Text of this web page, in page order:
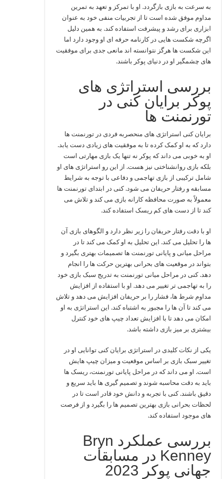
به سرعت به بازی بازگردد. او با تمرکز و تعهد به تمرین
مداوم موفق شده است تا از تجربیات منفی خود به عنوان
ابزاری برای رشد و پیشرفت استفاده کند. به همین دلیل
اگرچه شکست‌ هایی در کارنامه حرفه‌ ای او وجود دارد اما
این شکست‌ ها هرگز نتوانسته‌ اند مانعی جدی برای موفقیت‌
های چشمگیر او در دنیای پوکر باشند.
بررسی استراتژی‌ های
پوکر برایان کنی در
تورنمنت‌ ها
برایان کنی استراتژی‌ های منحصربه‌ فردی در تورنمنت‌ ها
دارد که به او کمک کرده تا به موفقیت‌ های زیادی دست یابد.
او به خوبی می‌ داند که پوکر نه تنها یک بازی مهارتی است
بلکه بازی روانشناختی نیز هست. از این رو استراتژی‌ های او
شامل ترکیبی از بازی تهاجمی و دفاعی با توجه به شرایط
مسابقه و رفتار حریفان می‌ شود. کنی در ابتدای تورنمنت‌ ها
معمولاً به صورت محافظه‌ کارانه بازی می‌ کند و تلاش می‌
کند تا از دست‌ های کم‌ ریسک استفاده کند.
او با دقت رفتار حریفان را زیر نظر دارد و الگوهای بازی آن‌
ها را تحلیل می‌ کند. این تحلیل به او کمک می‌ کند تا در
مراحل میانی و پایانی تورنمنت‌ ها تصمیمات بهتری بگیرد و
بتواند در موقعیت‌ های بحرانی بهترین حرکت‌ ها را انجام
دهد. کنی در مراحل میانی تورنمنت به تدریج سبک بازی خود
را به تهاجمی‌ تر تغییر می‌ دهد. او با استفاده از افزایش
مداوم شرط‌ ها، فشار را بر حریفان افزایش می‌ دهد و تلاش
می‌ کند تا آن‌ ها را مجبور به اشتباه کند. این استراتژی به او
امکان می‌ دهد تا با افزایش تعداد چیپ‌ های خود کنترل
بیشتری بر میز بازی داشته باشد.
یکی از نکات کلیدی در استراتژی برایان کنی توانایی او در
تغییر سبک بازی بر اساس موقعیت و میزان چیپ‌ هایش
است. او می‌ داند که در مراحل پایانی تورنمنت، ریسک‌ ها
باید به دقت محاسبه شوند و تصمیم‌ گیری‌ ها باید سریع و
دقیق باشند. کنی با تجربه و دانش خود قادر است تا در
لحظات بحرانی بازی بهترین تصمیم‌ ها را بگیرد و از فرصت‌
های موجود استفاده کند.
بررسی عملکرد Bryn
Kenney در مسابقات
جهانی پوکر 2023